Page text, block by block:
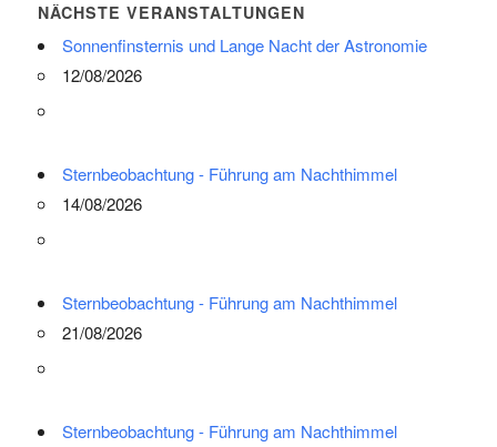
NÄCHSTE VERANSTALTUNGEN
Sonnenfinsternis und Lange Nacht der Astronomie
12/08/2026
Sternbeobachtung - Führung am Nachthimmel
14/08/2026
Sternbeobachtung - Führung am Nachthimmel
21/08/2026
Sternbeobachtung - Führung am Nachthimmel